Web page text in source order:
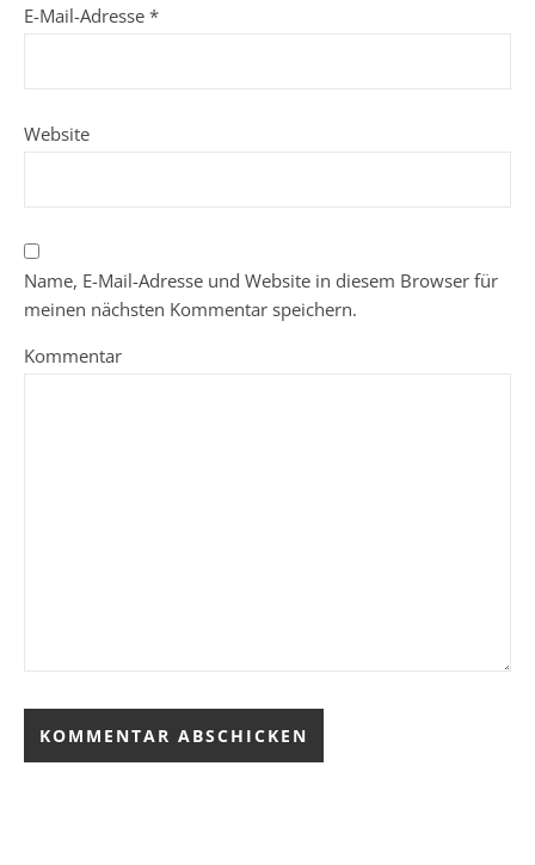
E-Mail-Adresse *
Website
Name, E-Mail-Adresse und Website in diesem Browser für
meinen nächsten Kommentar speichern.
Kommentar